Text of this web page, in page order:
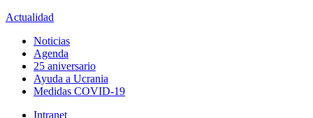
Actualidad
Noticias
Agenda
25 aniversario
Ayuda a Ucrania
Medidas COVID-19
Intranet